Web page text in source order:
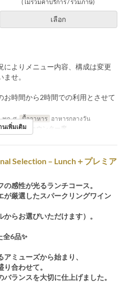
(ไม่รวมค่าบริการ / รวมภาษี)
เลือก
によりメニュー内容、構成は変更
せ。
お時間から2時間での利用とさせて
พฤ, ศ มื้ออาหาร อาหารกลางวัน
ホール, カウンター席
นเพิ่มเติม
Selection – Lunch＋プレミア
感性が光るランチコース。
が厳選したスパークリングワイン
からお選びいただけます）。
全6品✨
ミューズから始まり、
合わせて。
ランスを大切に仕上げました。